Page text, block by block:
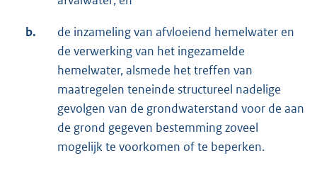
b.
de inzameling van afvloeiend hemelwater en
de verwerking van het ingezamelde
hemelwater, alsmede het treffen van
maatregelen teneinde structureel nadelige
gevolgen van de grondwaterstand voor de aan
de grond gegeven bestemming zoveel
mogelijk te voorkomen of te beperken.